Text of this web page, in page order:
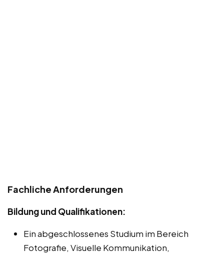
Fachliche Anforderungen
Bildung und Qualifikationen:
Ein abgeschlossenes Studium im Bereich
Fotografie, Visuelle Kommunikation,